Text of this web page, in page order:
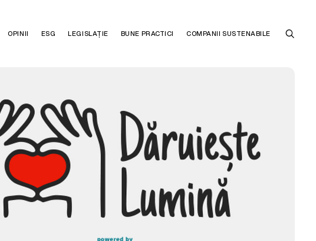
OPINII ESG LEGISLAȚIE BUNE PRACTICI COMPANII SUSTENABILE